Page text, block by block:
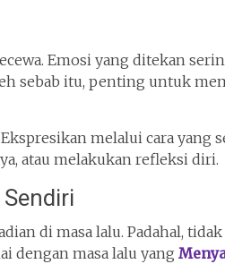
Emosi yang ditekan
sebab itu, penting untuk
melalui cara yang
atau melakukan refleksi diri.
di masa lalu. Padahal,
dengan masa lalu yang